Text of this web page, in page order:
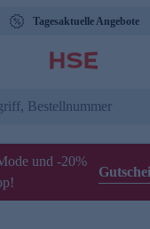
Tagesaktuelle Angebote
und -20%